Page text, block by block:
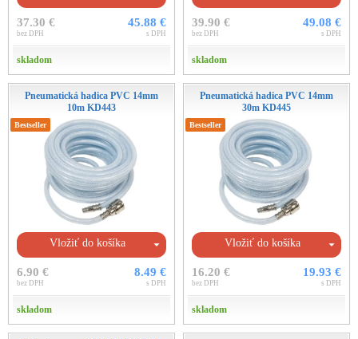
37.30 €
bez DPH
45.88 €
s DPH
skladom
39.90 €
bez DPH
49.08 €
s DPH
skladom
Pneumatická hadica PVC 14mm
10m KD443
Bestseller
Vložiť do košíka
6.90 €
bez DPH
8.49 €
s DPH
skladom
Pneumatická hadica PVC 14mm
30m KD445
Bestseller
Vložiť do košíka
16.20 €
bez DPH
19.93 €
s DPH
skladom